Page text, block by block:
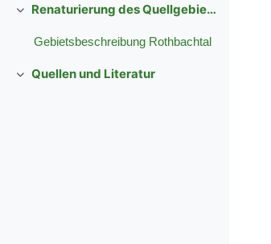
Einklappen Renaturierung des Quellgebietes Rothbachtal
Gebietsbeschreibung Rothbachtal
Einklappen
Quellen und Literatur